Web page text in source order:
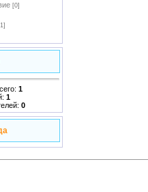
[0]
1
1
0